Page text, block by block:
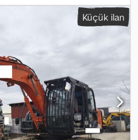
paletler - Joystick kontrolü -
sistemi - Standart derinlik
D; Power Pack EU Seviye V;
Mini joystick ile 2500 mm
sürücü koltuğu; LIDAT
bom; Boru kırılmasına
kırılmasına karşı koruma, bom
ve kıskaç için hidrolik
48; Standart LED+ Elite paketi;
derinlik kovası ve 1 adet
Bilgiler = Genel durum: ortalama
Küçük ilan